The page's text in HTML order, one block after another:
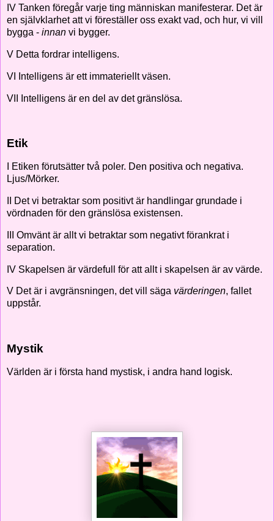
IV Tanken föregår varje ting människan manifesterar. Det är
en självklarhet att vi föreställer oss exakt vad, och hur, vi vill
bygga - innan vi bygger.
V Detta fordrar intelligens.
VI Intelligens är ett immateriellt väsen.
VII Intelligens är en del av det gränslösa.
Etik
I Etiken förutsätter två poler. Den positiva och negativa.
Ljus/Mörker.
II Det vi betraktar som positivt är handlingar grundade i
vördnaden för den gränslösa existensen.
III Omvänt är allt vi betraktar som negativt förankrat i
separation.
IV Skapelsen är värdefull för att allt i skapelsen är av värde.
V Det är i avgränsningen, det vill säga värderingen, fallet
uppstår.
Mystik
Världen är i första hand mystisk, i andra hand logisk.